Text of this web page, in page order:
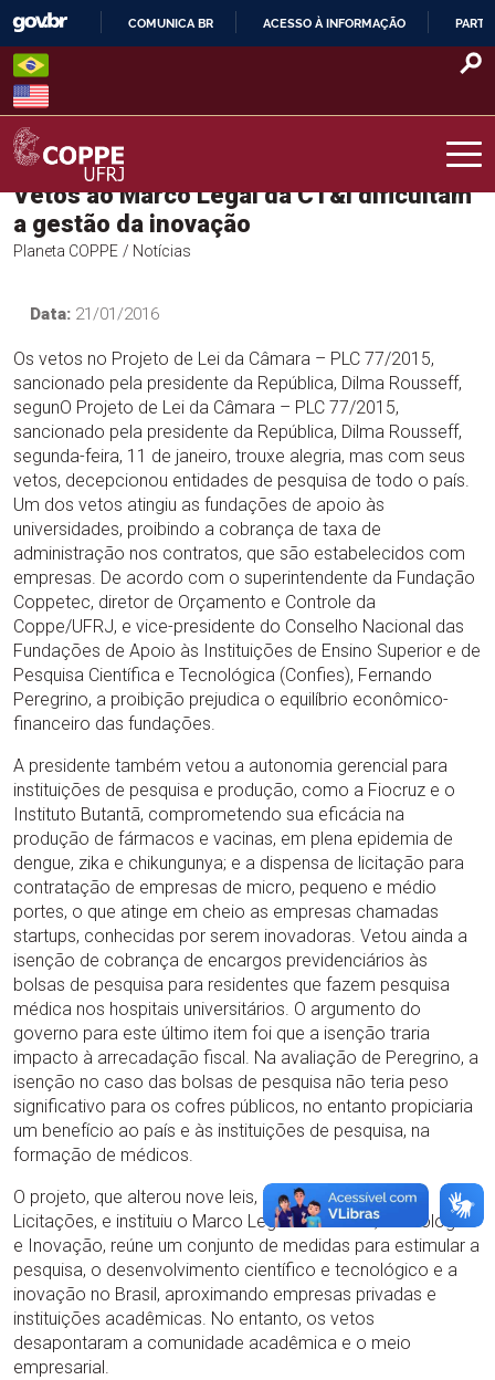
Skip
content
O
COMUNICA BR ACESSO À INFORMAÇÃO
COPPE – UFRJ
Vetos ao Marco Legal da CT&I dificultam
a gestão da inovação
Planeta COPPE / Notícias
Data: 21/01/2016
Os vetos no Projeto de Lei da Câmara – PLC 77/2015,
sancionado pela presidente da República, Dilma Rousseff,
segunO Projeto de Lei da Câmara – PLC 77/2015,
sancionado pela presidente da República, Dilma Rousseff,
segunda-feira, 11 de janeiro, trouxe alegria, mas com seus
vetos, decepcionou entidades de pesquisa de todo o país.
Um dos vetos atingiu as fundações de apoio às
universidades, proibindo a cobrança de taxa de
administração nos contratos, que são estabelecidos com
empresas. De acordo com o superintendente da Fundação
Coppetec, diretor de Orçamento e Controle da
Coppe/UFRJ, e vice-presidente do Conselho Nacional das
Fundações de Apoio às Instituições de Ensino Superior e de
Pesquisa Científica e Tecnológica (Confies), Fernando
Peregrino, a proibição prejudica o equilíbrio econômico-
financeiro das fundações.
A presidente também vetou a autonomia gerencial para
instituições de pesquisa e produção, como a Fiocruz e o
Instituto Butantã, comprometendo sua eficácia na
produção de fármacos e vacinas, em plena epidemia de
dengue, zika e chikungunya; e a dispensa de licitação para
contratação de empresas de micro, pequeno e médio
portes, o que atinge em cheio as empresas chamadas
startups, conhecidas por serem inovadoras. Vetou ainda a
isenção de cobrança de encargos previdenciários às
bolsas de pesquisa para residentes que fazem pesquisa
médica nos hospitais universitários. O argumento do
governo para este último item foi que a isenção traria
impacto à arrecadação fiscal. Na avaliação de Peregrino, a
isenção no caso das bolsas de pesquisa não teria peso
significativo para os cofres públicos, no entanto propiciaria
um benefício ao país e às instituições de pesquisa, na
formação de médicos.
O projeto, que alterou nove leis, incluindo a Lei de
Licitações, e instituiu o Marco Legal da Ciência, Tecnologia
e Inovação, reúne um conjunto de medidas para estimular a
pesquisa, o desenvolvimento científico e tecnológico e a
inovação no Brasil, aproximando empresas privadas e
instituições acadêmicas. No entanto, os vetos
desapontaram a comunidade acadêmica e o meio
empresarial.